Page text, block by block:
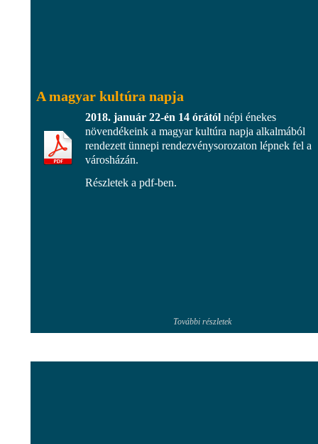
A magyar kultúra napja
2018. január 22-én 14 órától népi énekes
növendékeink a magyar kultúra napja alkalmából
rendezett ünnepi rendezvénysorozaton lépnek fel a
városházán.
Részletek a pdf-ben.
További részletek